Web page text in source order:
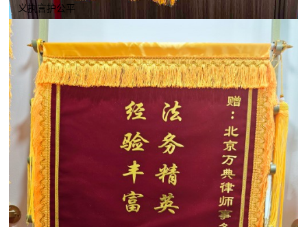
义执言护公平